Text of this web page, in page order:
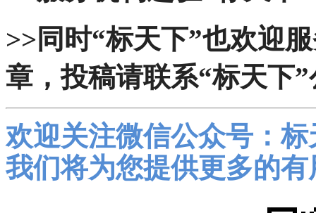
>>同时“标天下”也欢迎
章，投稿请联系“标天下
欢迎关注微信公众号：
我们将为您提供更多的